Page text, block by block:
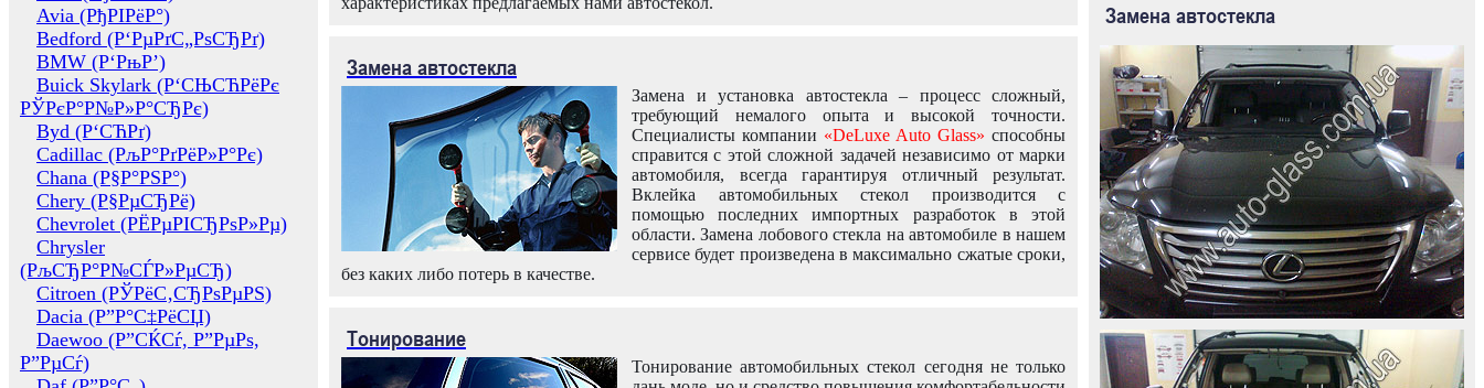
Avia (РђРІРёР°)
Bedford (Р‘РµРґС„РѕСЂРґ)
BMW (Р‘РњР’)
Buick Skylark (Р‘СЊСЋРёРє
РЎРєР°Р№Р»Р°СЂРє)
Byd (Р‘СЋРґ)
Cadillac (РљР°РґРёР»Р°Рє)
Chana (Р§Р°РЅР°)
Chery (Р§РµСЂРё)
Chevrolet (РЁРµРІСЂРѕР»Рµ)
Chrysler
(РљСЂР°Р№СЃР»РµСЂ)
Citroen (РЎРёС‚СЂРѕРµРЅ)
Dacia (Р”Р°С‡РёСЏ)
Daewoo (Р”СЌСѓ, Р”РµРѕ,
Р”РµСѓ)
Замена автостекла
Замена и установка автостекла – процесс сложный,
требующий немалого опыта и высокой точности.
Специалисты компании «DeLuxe Auto Glass» способны
справится с этой сложной задачей независимо от марки
автомобиля, всегда гарантируя отличный результат.
Вклейка автомобильных стекол производится с
помощью последних импортных разработок в этой
области. Замена лобового стекла на автомобиле в нашем
сервисе будет произведена в максимально сжатые сроки,
без каких либо потерь в качестве.
Тонирование
Тонирование автомобильных стекол сегодня не только
Замена автостекла